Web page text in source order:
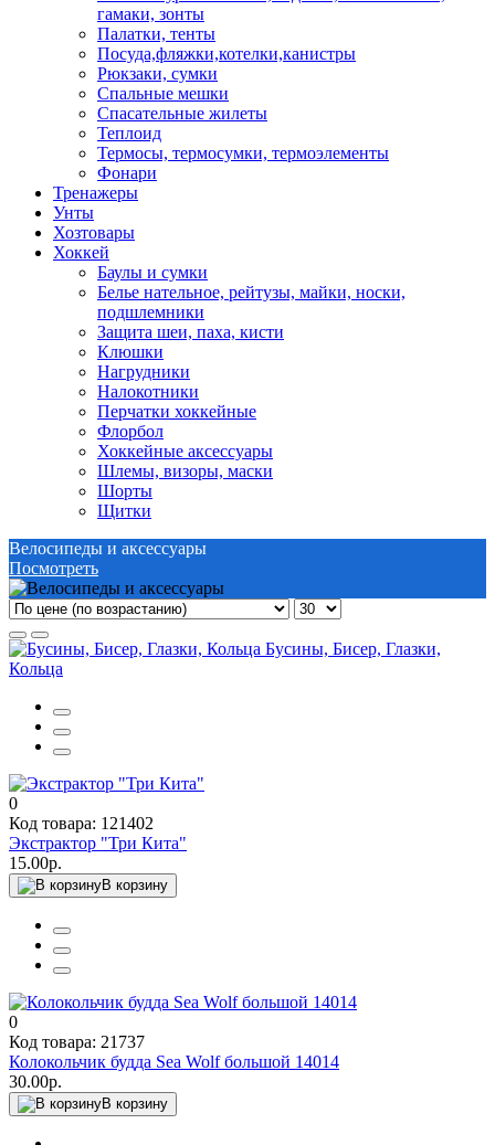
гамаки, зонты
Палатки, тенты
Посуда,фляжки,котелки,канистры
Рюкзаки, сумки
Спальные мешки
Спасательные жилеты
Теплоид
Термосы, термосумки, термоэлементы
Фонари
Тренажеры
Унты
Хозтовары
Хоккей
Баулы и сумки
Белье нательное, рейтузы, майки, носки,
подшлемники
Защита шеи, паха, кисти
Клюшки
Нагрудники
Налокотники
Перчатки хоккейные
Флорбол
Хоккейные аксессуары
Шлемы, визоры, маски
Шорты
Щитки
Велосипеды и аксессуары
Посмотреть
Бусины, Бисер, Глазки,
Кольца
0
Код товара: 121402
Экстрактор "Три Кита"
15.00р.
В корзину
0
Код товара: 21737
Колокольчик будда Sea Wolf большой 14014
30.00р.
В корзину